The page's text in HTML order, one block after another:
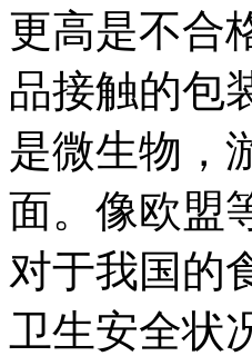
更高是不合
品接触的包
是微生物，
面。像欧盟
对于我国的
卫生安全状